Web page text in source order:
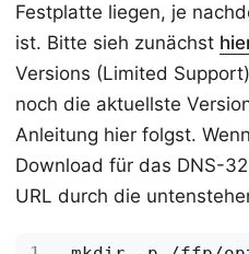
Festplatte liegen, je
ist. Bitte sieh zunächst
Versions (Limited
noch die aktuellste
Anleitung hier folgst.
Download für das DNS-
URL durch die